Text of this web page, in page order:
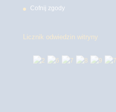
Cofnij zgody
Licznik odwiedzin witryny